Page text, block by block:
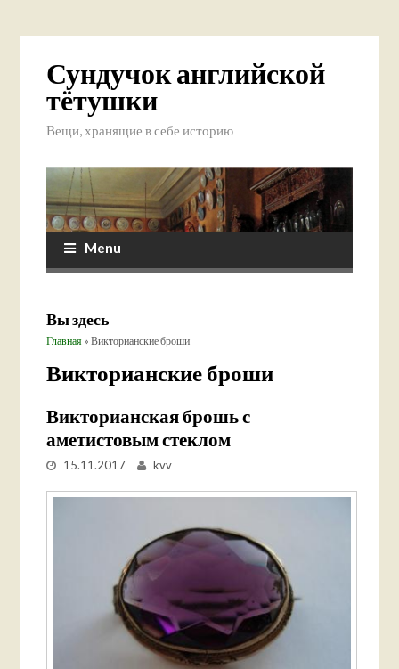
Сундучок английской
тётушки
Вещи, хранящие в себе историю
Menu
Вы здесь
Главная » Викторианские броши
Викторианские броши
Викторианская брошь с
аметистовым стеклом
15.11.2017 kvv